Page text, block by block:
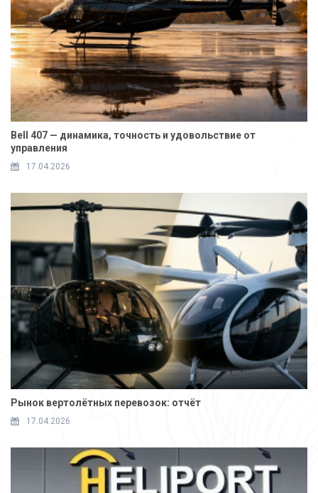
Bell 407 — динамика, точность и удовольствие от
управления
17.04.2026
Рынок вертолётных перевозок: отчёт
17.04.2026